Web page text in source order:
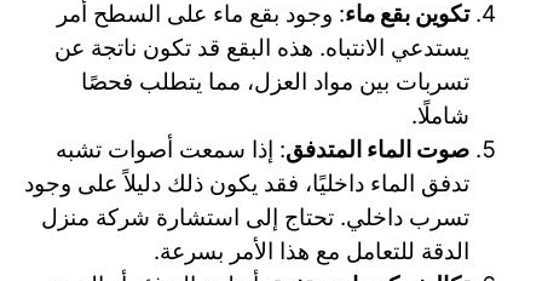
تكوين بقع ماء: وجود بقع ماء على السطح أمر
يستدعي الانتباه. هذه البقع قد تكون ناتجة عن
تسربات بين مواد العزل، مما يتطلب فحصًا
شاملًا.
صوت الماء المتدفق: إذا سمعت أصوات تشبه
تدفق الماء داخليًا، فقد يكون ذلك دليلاً على وجود
تسرب داخلي. تحتاج إلى استشارة شركة منزل
الدقة للتعامل مع هذا الأمر بسرعة.